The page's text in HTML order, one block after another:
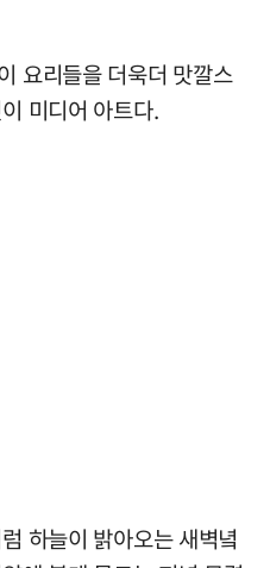
요리들을 더욱더 맛깔스
미디어 아트다.
하늘이 밝아오는 새벽녘